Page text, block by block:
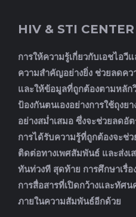
HIV & STI CENTER
การให้ความรู้เกี่ยวกับเอชไอ
ความสำคัญอย่างยิ่ง ช่วยลดคว
และให้ข้อมูลที่ถูกต้องตามหลัก
ป้องกันตนเองอย่างการใช้ถุง
อย่างสม่ำเสมอ ซึ่งจะช่วยลดอั
การได้รับความรู้ที่ถูกต้องจะช่ว
ติดต่อทางเพศสัมพันธ์ และส่งเ
ทันท่วงที สุดท้าย การศึกษาเรื่อ
การสื่อสารที่เปิดกว้างและทัศ
ภายในความสัมพันธ์อีกด้วย